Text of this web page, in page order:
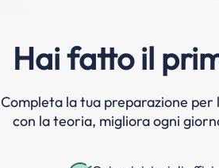
Hai fatto il
Completa la tua preparazione per
con la teoria, migliora ogni